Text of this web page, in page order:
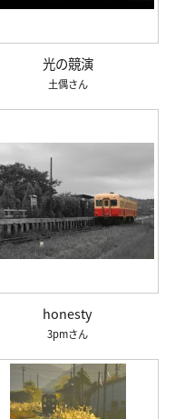
光の競演
土偶
honesty
3pm